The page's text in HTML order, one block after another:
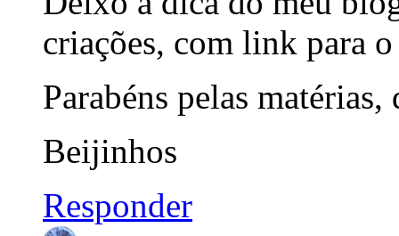
criações, com link para
Parabéns pelas
Beijinhos
Responder